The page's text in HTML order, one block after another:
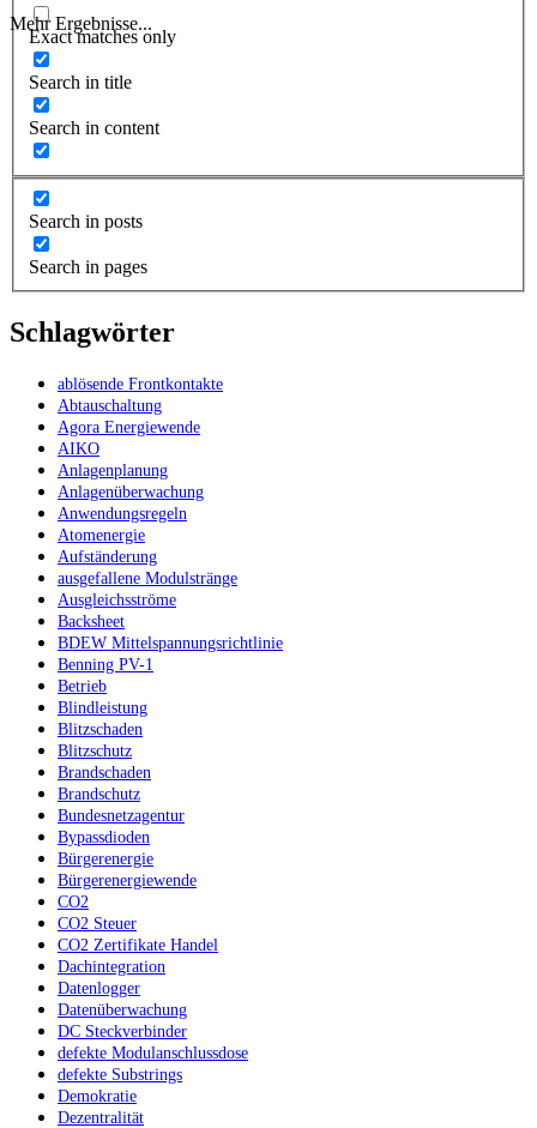
Mehr Ergebnisse...
Exact matches only
Search in title
Search in content
Search in posts
Search in pages
Schlagwörter
ablösende Frontkontakte
Abtauschaltung
Agora Energiewende
AIKO
Anlagenplanung
Anlagenüberwachung
Anwendungsregeln
Atomenergie
Aufständerung
ausgefallene Modulstränge
Ausgleichsströme
Backsheet
BDEW Mittelspannungsrichtlinie
Benning PV-1
Betrieb
Blindleistung
Blitzschaden
Blitzschutz
Brandschaden
Brandschutz
Bundesnetzagentur
Bypassdioden
Bürgerenergie
Bürgerenergiewende
CO2
CO2 Steuer
CO2 Zertifikate Handel
Dachintegration
Datenlogger
Datenüberwachung
DC Steckverbinder
defekte Modulanschlussdose
defekte Substrings
Demokratie
Dezentralität